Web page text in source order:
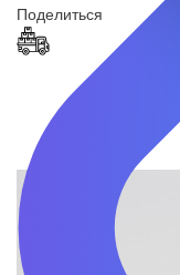
Поделиться